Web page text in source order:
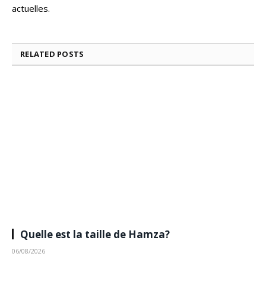
actuelles.
RELATED POSTS
Quelle est la taille de Hamza?
06/08/2026